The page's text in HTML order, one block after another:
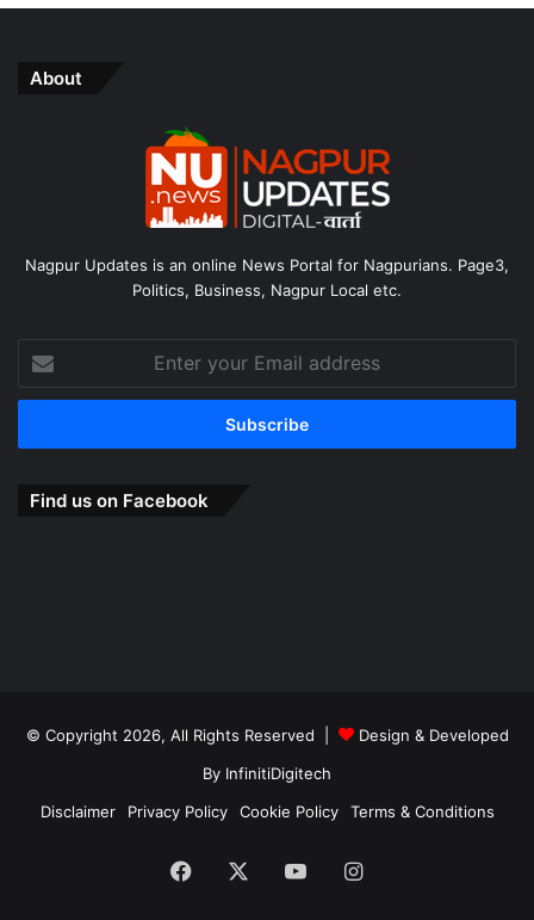
About
Nagpur Updates is an online News Portal for Nagpurians. Page3,
Politics, Business, Nagpur Local etc.
your
Email
Find us on Facebook
© Copyright 2026, All Rights Reserved |
Design & Developed
By InfinitiDigitech
Disclaimer
Privacy Policy Cookie Policy Terms & Conditions
Facebook YouTubeInstagram